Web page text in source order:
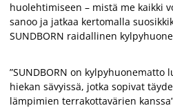
huolehtimiseen – mistä me kaikki
sanoo ja jatkaa kertomalla
SUNDBORN raidallinen
”SUNDBORN on kylpyhuonematto
hiekan sävyissä, jotka sopivat
lämpimien terrakottavärien